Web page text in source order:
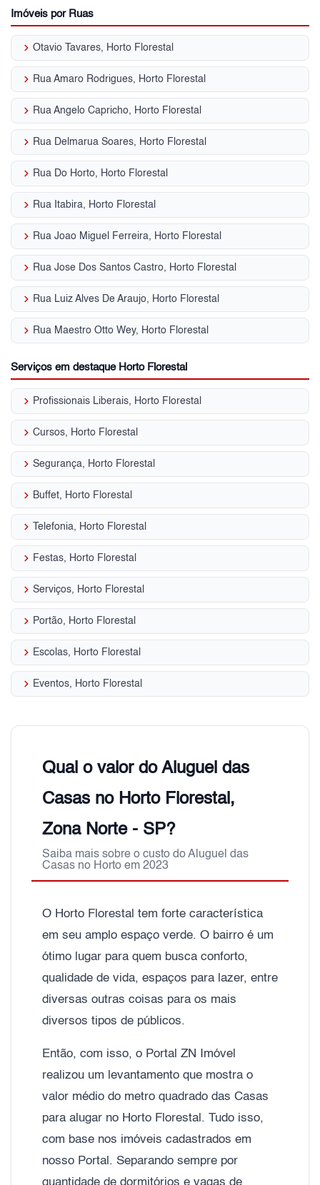
Imóveis por Ruas
keyboard_arrow_right Otavio Tavares, Horto Florestal
keyboard_arrow_right Rua Amaro Rodrigues, Horto Florestal
keyboard_arrow_right Rua Angelo Capricho, Horto Florestal
keyboard_arrow_right Rua Delmarua Soares, Horto Florestal
keyboard_arrow_right Rua Do Horto, Horto Florestal
keyboard_arrow_right Rua Itabira, Horto Florestal
keyboard_arrow_right Rua Joao Miguel Ferreira, Horto Florestal
keyboard_arrow_right Rua Jose Dos Santos Castro, Horto Florestal
keyboard_arrow_right Rua Luiz Alves De Araujo, Horto Florestal
keyboard_arrow_right Rua Maestro Otto Wey, Horto Florestal
Serviços em destaque Horto Florestal
keyboard_arrow_right Profissionais Liberais, Horto Florestal
keyboard_arrow_right Cursos, Horto Florestal
keyboard_arrow_right Segurança, Horto Florestal
keyboard_arrow_right Buffet, Horto Florestal
keyboard_arrow_right Telefonia, Horto Florestal
keyboard_arrow_right Festas, Horto Florestal
keyboard_arrow_right Serviços, Horto Florestal
keyboard_arrow_right Portão, Horto Florestal
keyboard_arrow_right Escolas, Horto Florestal
keyboard_arrow_right Eventos, Horto Florestal
Qual o valor do Aluguel das
Casas no Horto Florestal,
Zona Norte - SP?
Saiba mais sobre o custo do Aluguel das
Casas no Horto em 2023
O Horto Florestal tem forte característica
em seu amplo espaço verde. O bairro é um
ótimo lugar para quem busca conforto,
qualidade de vida, espaços para lazer, entre
diversas outras coisas para os mais
diversos tipos de públicos.
Então, com isso, o Portal ZN Imóvel
realizou um levantamento que mostra o
valor médio do metro quadrado das Casas
para alugar no Horto Florestal. Tudo isso,
com base nos imóveis cadastrados em
nosso Portal. Separando sempre por
quantidade de dormitórios e vagas de